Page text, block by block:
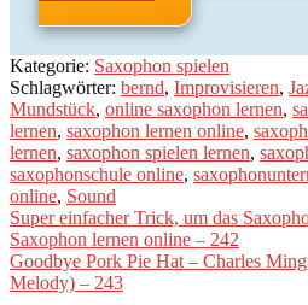
Kategorie: Saxophon spielen
Schlagwörter: bernd, Improvisieren,
Mundstück, online saxophon lernen,
lernen, saxophon lernen online,
lernen, saxophon spielen lernen,
saxophonschule online,
online, Sound
Beitragsnavigation
Vorheriger
Beitrag:
Super einfacher Trick, um das
Saxophon lernen online – 242
Nächster
Beitrag:
Goodbye Pork Pie Hat – Charles
Melody) – 243